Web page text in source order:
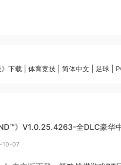
》下载 | 体育竞技 | 简体中文 | 足球 |
》V1.0.25.4263-全DLC豪华
载
10-07